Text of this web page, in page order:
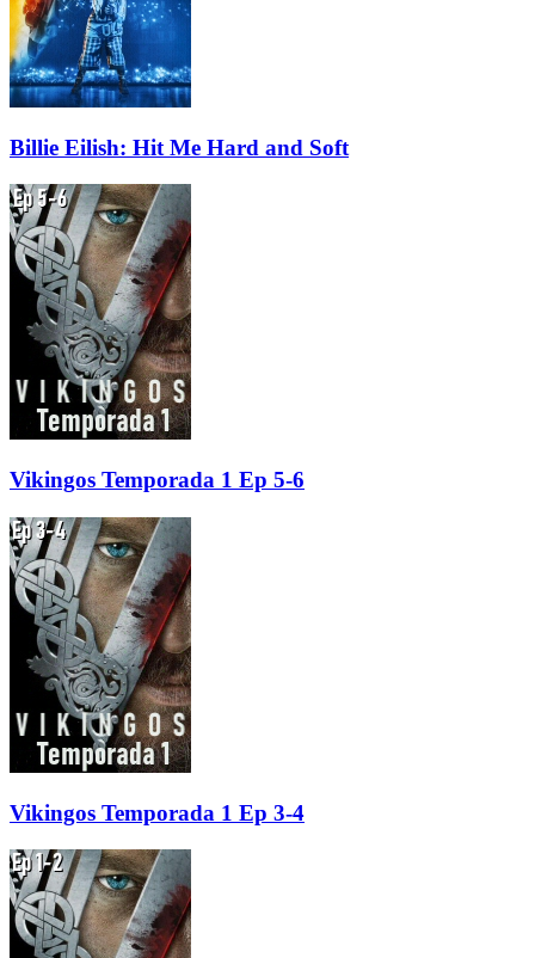
Billie Eilish: Hit Me Hard and Soft
Vikingos Temporada 1 Ep 5-6
Vikingos Temporada 1 Ep 3-4